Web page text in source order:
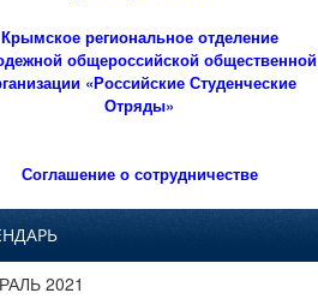
Крымское региональное отделение
общероссийской общественной
«Российские Студенческие
Отряды»
Соглашение о сотрудничестве
2021